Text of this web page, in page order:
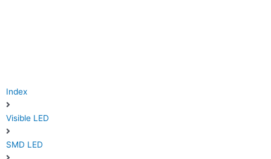
Index
Visible LED
SMD LED